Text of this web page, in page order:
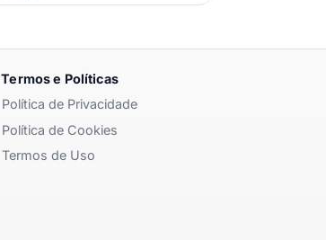
Termos e Políticas
Política de Privacidade
Política de Cookies
Termos de Uso